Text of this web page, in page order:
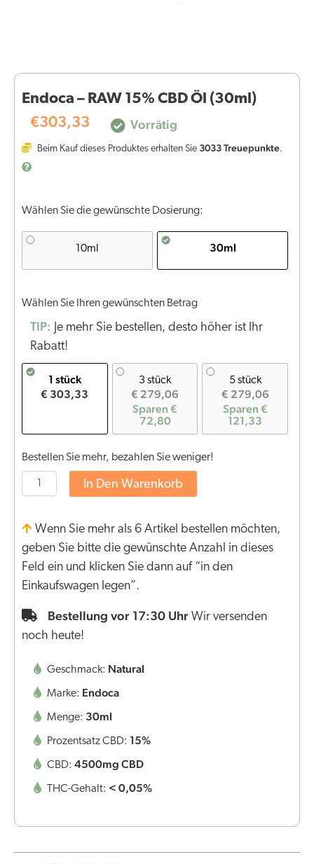
Endoca – RAW 15% CBD Öl (30ml)
€303,33 Vorrätig
Beim Kauf dieses Produktes erhalten Sie 3033Treuepunkte.
Wählen Sie die gewünschte Dosierung:
10ml 30ml
Wählen Sie Ihren gewünschten Betrag
TIP: Je mehr Sie bestellen, desto höher ist Ihr
Rabatt!
1 stück
€ 303,33
3 stück
€ 279,06
Sparen €
72,80
5 stück
€ 279,06
Sparen €
121,33
Bestellen Sie mehr, bezahlen Sie weniger!
In Den Warenkorb
Wenn Sie mehr als 6 Artikel bestellen möchten,
geben Sie bitte die gewünschte Anzahl in dieses
Feld ein und klicken Sie dann auf “in den
Einkaufswagen legen”.
Bestellung vor 17:30 Uhr Wir versenden
noch heute!
Geschmack: Natural
Marke: Endoca
Menge: 30ml
Prozentsatz CBD: 15%
CBD: 4500mg CBD
THC-Gehalt: < 0,05%